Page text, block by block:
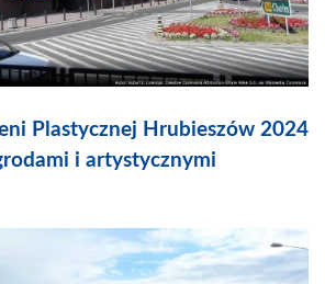
Plastycznej Hrubieszów 2024
i artystycznymi